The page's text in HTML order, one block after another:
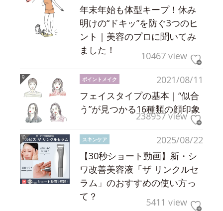
年末年始も体型キープ！休み
明けの“ドキッ”を防ぐ3つのヒ
ント｜美容のプロに聞いてみ
ました！
10467 view
2021/08/11
ポイントメイク
フェイスタイプの基本｜“似合
う”が見つかる16種類の顔印象
238957 view
2025/08/22
スキンケア
【30秒ショート動画】新・シ
ワ改善美容液「ザ リンクルセ
ラム」のおすすめの使い方っ
て？
5411 view